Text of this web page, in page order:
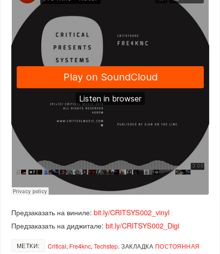
Предзаказать на виниле: bit.ly/CRITSYS002_vinyl
Предзаказать на диджитале: bit.ly/CRITSYS002_Digi
МЕТКИ: Critical, Fre4knc, Techstep. ЗАКЛАДКА ПОСТОЯННАЯ